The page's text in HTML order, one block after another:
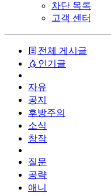
차단 목록
고객 센터
전체 게시글
인기글
자유
공지
후방주의
소식
창작
질문
공략
애니